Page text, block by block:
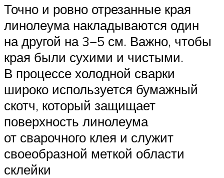
Точно и ровно отрезанные края
линолеума накладываются один
на другой на 3−5 см. Важно, чтобы
края были сухими и чистыми.
В процессе холодной сварки
широко используется бумажный
скотч, который защищает
поверхность линолеума
от сварочного клея и служит
своеобразной меткой области
склейки